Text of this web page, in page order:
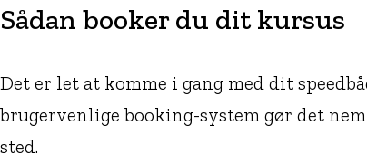
Sådan booker du dit kursus
Det er let at komme i gang med dit
brugervenlige booking-system gør det
sted.